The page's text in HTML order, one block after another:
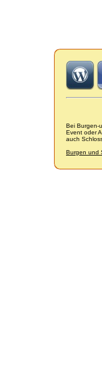
Bei Burgen-
Event oder
auch
Burgen und